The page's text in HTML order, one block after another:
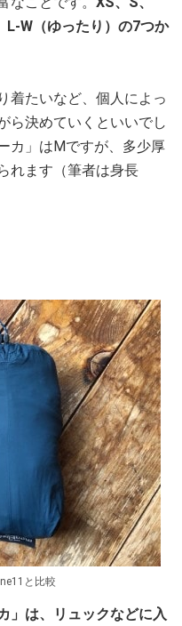
L-W（ゆったり）の7つか
着たいなど、個人によっ
ら決めていくといいでし
カ」はMですが、多少厚
れます（筆者は身長
と比較
」は、リュックなどに入